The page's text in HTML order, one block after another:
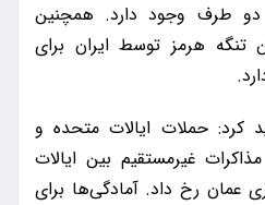
طرف وجود دارد. همچنین
تنگه هرمز توسط ایران برای
کرد: حملات ایالات متحده و
غیرمستقیم بین ایالات
عمان رخ داد. آمادگی‌ها برای